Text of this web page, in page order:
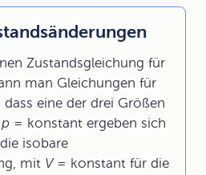
Zustandsgleichung für
man Gleichungen für
dass eine der drei Größen
p = konstant ergeben sich
isobare
mit V= konstant für die